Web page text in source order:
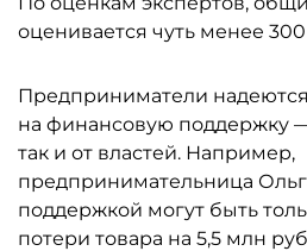
оценивается чуть менее
Предприниматели
на финансовую поддержку
так и от властей. Например,
предпринимательница
поддержкой могут быть
потери товара на 5,5 млн